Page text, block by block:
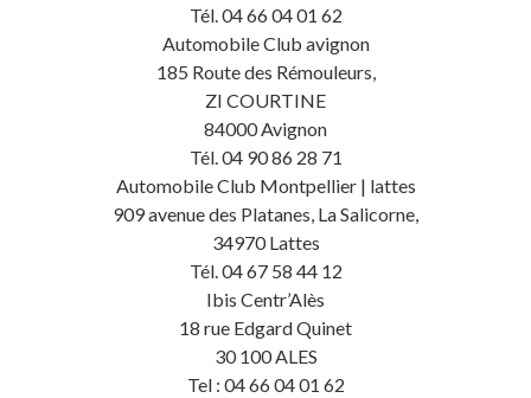
Tél. 04 66 04 01 62
Automobile Club avignon
185 Route des Rémouleurs,
ZI COURTINE
84000 Avignon
Tél. 04 90 86 28 71
Automobile Club Montpellier | lattes
909 avenue des Platanes, La Salicorne,
34970 Lattes
Tél. 04 67 58 44 12
Ibis Centr’Alès
18 rue Edgard Quinet
30 100 ALES
Tel : 04 66 04 01 62